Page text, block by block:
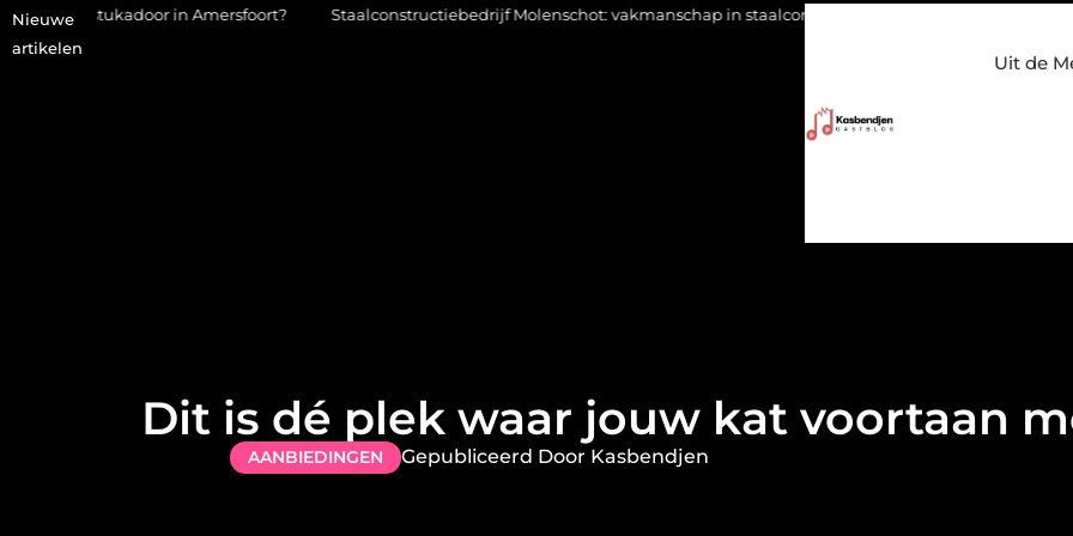
Nieuwe
artikelen
in Amersfoort? Staalconstructiebedrijf Molenschot: vakmanschap in staalconstructies, constructiewerk en betonbouw
Uit de
Dit is dé plek waar jouw kat voortaan
AANBIEDINGEN Gepubliceerd Door Kasbendjen